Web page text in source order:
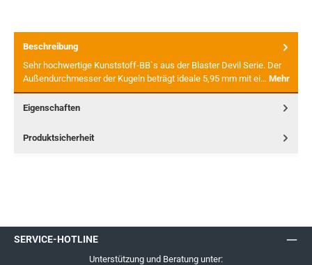
Beschreibung
Sehr hochwertige Kunststoff-BB`s aus der Blaster Devil Serie. Der
Außendurchmesser der Kugeln beträgt ideale 5,95 mm mit ei… Mehr
Eigenschaften
Produktsicherheit
SERVICE-HOTLINE
Unterstützung und Beratung unter: